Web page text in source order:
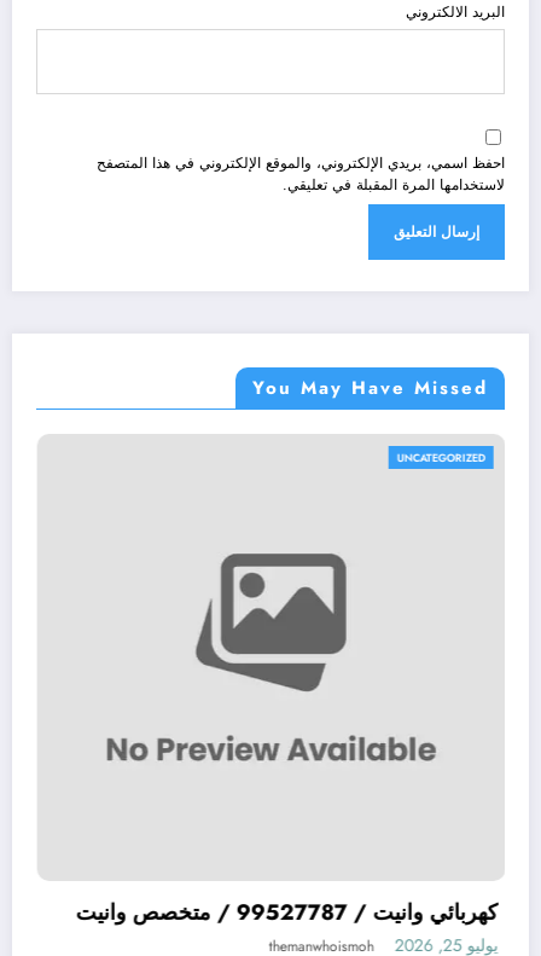
البريد الالكتروني
احفظ اسمي، بريدي الإلكتروني، والموقع الإلكتروني في هذا المتصفح
لاستخدامها المرة المقبلة في تعليقي.
You May Have Missed
كهربائي وانيت / 99527787 / متخصص وانيت
ميكانيكي سيارات يابانية JAPAN افضل ميكيانيكي
في الكويت